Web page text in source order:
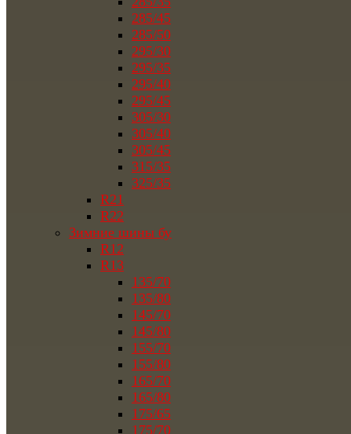
285/45
285/50
295/30
295/35
295/40
295/45
305/30
305/40
305/45
315/35
325/35
R21
R22
Зимние шины бу
R12
R13
135/70
135/80
145/70
145/80
155/70
155/80
165/70
165/80
175/65
175/70